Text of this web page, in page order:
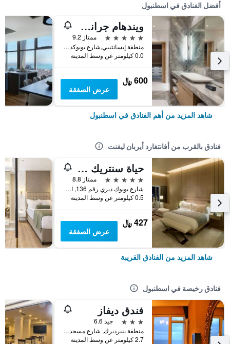
أفضل الفنادق في اسطنبول
ويندهام جراند إسطنبول ليفينت
5 نجوم
ممتاز 9.2
منطقة إيسانتيبي,شارع بويوكديري 177-183 شيشلي, اسطنبول, تركيا
0.0 كيلومتر عن وسط المدينة
600 ﷼
عرض الصفقة
شاهد المزيد من أهم الفنادق في اسطنبول
فنادق بالقرب من أفانتغارد أيربان ليفنت
حياة سنتريك ليفنت إسطنبول
5 نجوم
ممتاز 8.8
شارع بويوك ديري رقم 136, اسطنبول, تركيا
0.5 كيلومتر عن وسط المدينة
427 ﷼
عرض الصفقة
شاهد المزيد من الفنادق القريبة
فنادق رخيصة في اسطنبول
فندق ديفاز
3 نجوم
جيد 6.6
منطقة بنبرديرك, شارع مسجد كاتب سنان رقم 31, اسطنبول, تركيا
2.7 كيلومتر عن وسط المدينة